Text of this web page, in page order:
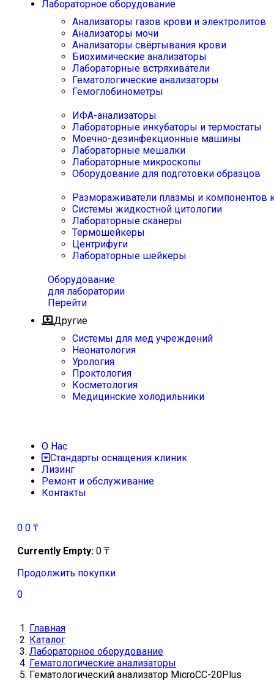
Лабораторное оборудование
Анализаторы газов крови и электролитов
Анализаторы мочи
Анализаторы свёртывания крови
Биохимические анализаторы
Лабораторные встряхиватели
Гематологические анализаторы
Гемоглобинометры
ИФА-анализаторы
Лабораторные инкубаторы и термостаты
Моечно-дезинфекционные машины
Лабораторные мешалки
Лабораторные микроскопы
Оборудование для подготовки образцов
Размораживатели плазмы и компонентов
Системы жидкостной цитологии
Лабораторные сканеры
Термошейкеры
Центрифуги
Лабораторные шейкеры
Оборудование
для лаборатории
Перейти
Другие
Системы для мед учреждений
Неонатология
Урология
Проктология
Косметология
Медицинские холодильники
О Нас
Стандарты оснащения клиник
Лизинг
Ремонт и обслуживание
Контакты
0 0 ₸
Currently Empty: 0 ₸
Продолжить покупки
0
Главная
Каталог
Лабораторное оборудование
Гематологические анализаторы
Гематологический анализатор MicroCC-20Plus